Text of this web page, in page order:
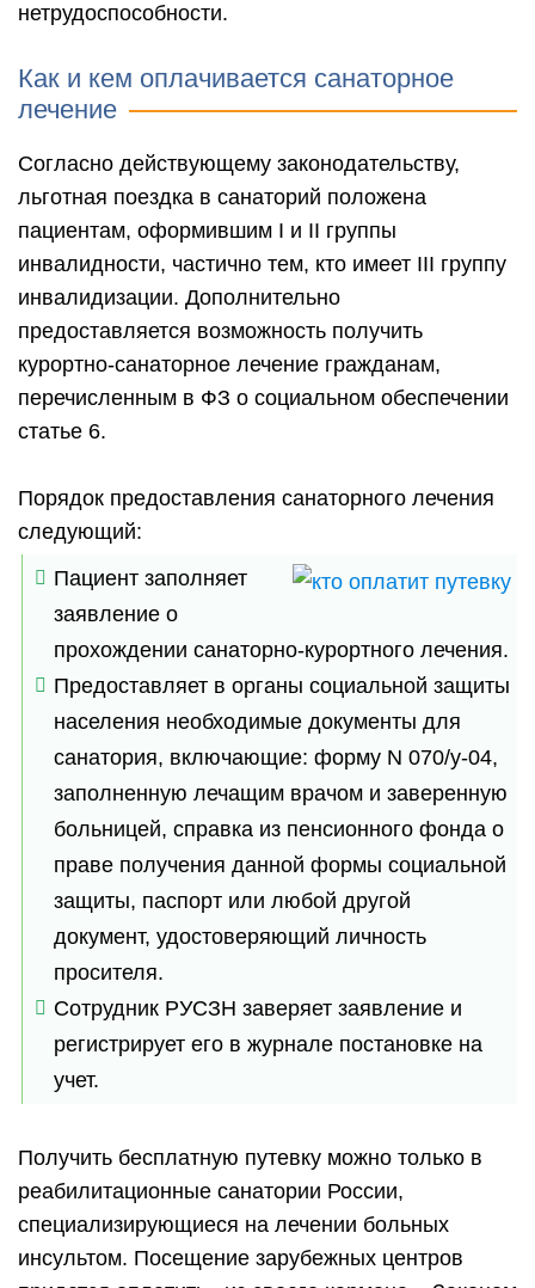
нетрудоспособности.
Как и кем оплачивается санаторное
лечение
Согласно действующему законодательству,
льготная поездка в санаторий положена
пациентам, оформившим I и II группы
инвалидности, частично тем, кто имеет III группу
инвалидизации. Дополнительно
предоставляется возможность получить
курортно-санаторное лечение гражданам,
перечисленным в ФЗ о социальном обеспечении
статье 6.
Порядок предоставления санаторного лечения
следующий:
Пациент заполняет
заявление о
прохождении санаторно-курортного лечения.
Предоставляет в органы социальной защиты
населения необходимые документы для
санатория, включающие: форму N 070/у-04,
заполненную лечащим врачом и заверенную
больницей, справка из пенсионного фонда о
праве получения данной формы социальной
защиты, паспорт или любой другой
документ, удостоверяющий личность
просителя.
Сотрудник РУСЗН заверяет заявление и
регистрирует его в журнале постановке на
учет.
Получить бесплатную путевку можно только в
реабилитационные санатории России,
специализирующиеся на лечении больных
инсультом. Посещение зарубежных центров